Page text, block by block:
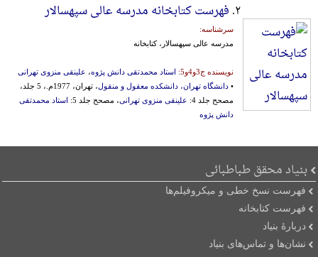
۲. فهرست کتابخانه مدرسه عالی سپهسالار
سرشناسه:
مدرسه عالی سپهسالار، کتابخانه
نویسنده ج3و4و5: استاد محمدتقی دانش پژوه، علینقی منزوی تهرانی
• دانشگاه تهران، دانشکده معقول و منقول
، تهران، 1977م.، 5 جلد،
مصحح جلد 4:
علینقی منزوی تهرانی، مصحح جلد 5:
استاد محمدتقی
دانش پژوه
بنیاد محقق طباطبائی
فهرست نسخ خطی و میکروفیلم‌ها
فهرست کتابخانه
دربارۀ بنیاد
نشان‌ها و تماس‌های بنیاد